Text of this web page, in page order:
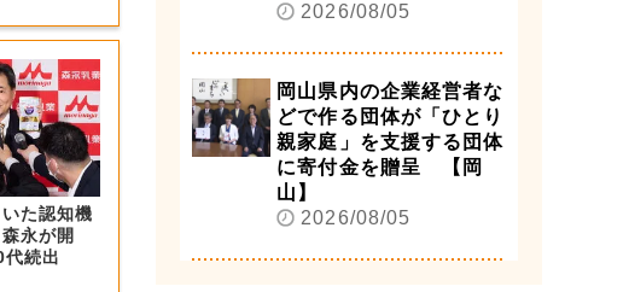
いた認知機
永が開
続出
2026/08/05
岡山県内の企業経営者な
どで作る団体が「ひとり
親家庭」を支援する団体
に寄付金を贈呈 【岡
山】
2026/08/05